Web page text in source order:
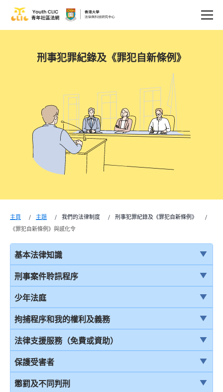
刑事犯罪紀錄及《罪犯自新條例》
主頁 主題 我們的法律制度
刑事犯罪紀錄及《罪犯自新條例》
《罪犯自新條例》與感化令
基本法律知識
法治
香港法律來源
刑事訴訟及民事訴訟
事務律師與大律師
簡介律政司
香港法院及司法機構
刑事案件聆訊程序
刑事案件一般聆訊程序
經公訴程序定罪及經簡易程序定罪
首次聆訊
認罪
求情及判刑
少年法庭
少年法庭的司法管轄權
保護少年罪犯
少年法庭的聆訊程序
少年罪犯懲罰的限制
拘捕程序和我的權利及義務
引言
在公眾地方被警察截停和查問
在公眾地方被警察截停和搜身
法律支援服務（免費或資助）
簡介本港部分法律援助
刑事訴訟法律援助計劃
保護受害者
受害者的權利
懲罰及不同判刑